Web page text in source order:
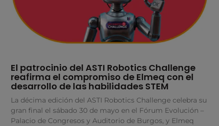
El patrocinio del ASTI Robotics Challenge
reafirma el compromiso de Elmeq con el
desarrollo de las habilidades STEM
La décima edición del ASTI Robotics Challenge celebra su
gran final el sábado 30 de mayo en el Fórum Evolución –
Palacio de Congresos y Auditorio de Burgos, y Elmeq